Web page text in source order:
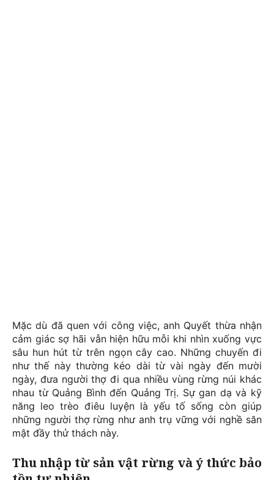
Mặc dù đã quen với công việc, anh Quyết thừa nhận
cảm giác sợ hãi vẫn hiện hữu mỗi khi nhìn xuống vực
sâu hun hút từ trên ngọn cây cao. Những chuyến đi
như thế này thường kéo dài từ vài ngày đến mười
ngày, đưa người thợ đi qua nhiều vùng rừng núi khác
nhau từ Quảng Bình đến Quảng Trị. Sự gan dạ và kỹ
năng leo trèo điêu luyện là yếu tố sống còn giúp
những người thợ rừng như anh trụ vững với nghề săn
mật đầy thử thách này.
Thu nhập từ sản vật rừng và ý thức bảo